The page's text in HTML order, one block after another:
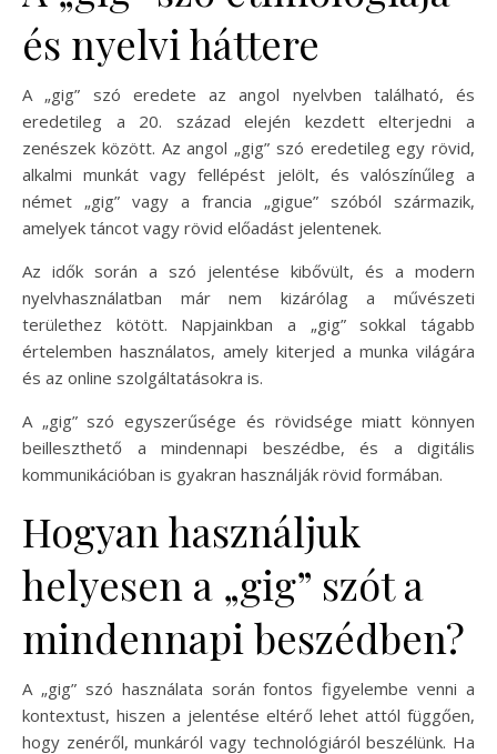
és nyelvi háttere
A „gig” szó eredete az angol nyelvben található, és
eredetileg a 20. század elején kezdett elterjedni a
zenészek között. Az angol „gig” szó eredetileg egy rövid,
alkalmi munkát vagy fellépést jelölt, és valószínűleg a
német „gig” vagy a francia „gigue” szóból származik,
amelyek táncot vagy rövid előadást jelentenek.
Az idők során a szó jelentése kibővült, és a modern
nyelvhasználatban már nem kizárólag a művészeti
területhez kötött. Napjainkban a „gig” sokkal tágabb
értelemben használatos, amely kiterjed a munka világára
és az online szolgáltatásokra is.
A „gig” szó egyszerűsége és rövidsége miatt könnyen
beilleszthető a mindennapi beszédbe, és a digitális
kommunikációban is gyakran használják rövid formában.
Hogyan használjuk
helyesen a „gig” szót a
mindennapi beszédben?
A „gig” szó használata során fontos figyelembe venni a
kontextust, hiszen a jelentése eltérő lehet attól függően,
hogy zenéről, munkáról vagy technológiáról beszélünk. Ha